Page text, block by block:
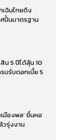
เฉินไทยดึง
ศปั้นมาตรฐาน
น 5 ปีได้ลุ้น 10
บรับดอกเบี้ย 5
มืองพล’ ขึ้นหอ
วรุ่งงาน